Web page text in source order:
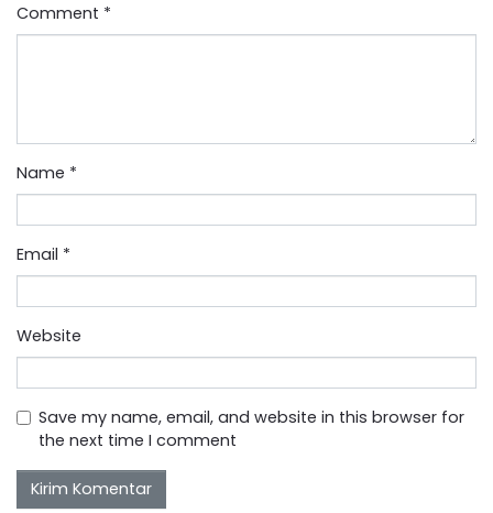
Comment *
Name *
Email *
Website
Save my name, email, and website in this browser for
the next time I comment